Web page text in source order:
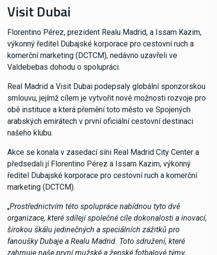
Visit Dubai
Florentino Pérez, prezident Realu Madrid, a Issam Kazim,
výkonný ředitel Dubajské korporace pro cestovní ruch a
komerční marketing (DCTCM), nedávno uzavřeli ve
Valdebebas dohodu o spolupráci.
Real Madrid a Visit Dubai podepsaly globální sponzorskou
smlouvu, jejímž cílem je vytvořit nové možnosti rozvoje pro
obě instituce a která přemění toto město ve Spojených
arabských emirátech v první oficiální cestovní destinaci
našeho klubu.
Akce se konala v zasedací síni Real Madrid City Center a
předsedali jí Florentino Pérez a Issam Kazim, výkonný
ředitel Dubajské korporace pro cestovní ruch a komerční
marketing (DCTCM).
„Prostřednictvím této spolupráce nabídnou tyto dvě
organizace, které sdílejí společné cíle dokonalosti a inovací,
širokou škálu jedinečných a speciálních zážitků pro
fanoušky Dubaje a Realu Madrid. Toto sdružení, které
zahrnuje naše první mužské a ženské fotbalové týmy,